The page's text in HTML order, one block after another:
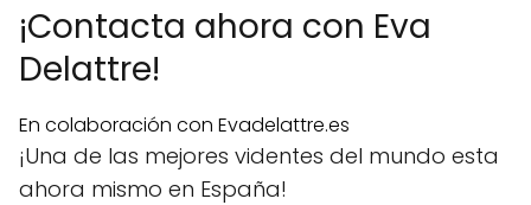
¡Contacta ahora con Eva
Delattre!
En colaboración con Evadelattre.es
¡Una de las mejores videntes del mundo esta
ahora mismo en España!